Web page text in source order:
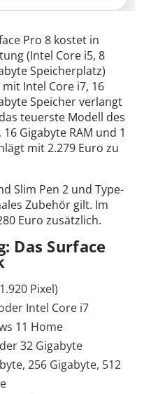
Pro 8 kostet in
(Intel Core i5, 8
Speicherplatz)
Intel Core i7, 16
Speicher verlangt
teuerste Modell des
Gigabyte RAM und 1
mit 2.279 Euro zu
Slim Pen 2 und Type-
Zubehör gilt. Im
Euro zusätzlich.
Das Surface
Pixel)
Intel Core i7
11 Home
32 Gigabyte
256 Gigabyte, 512